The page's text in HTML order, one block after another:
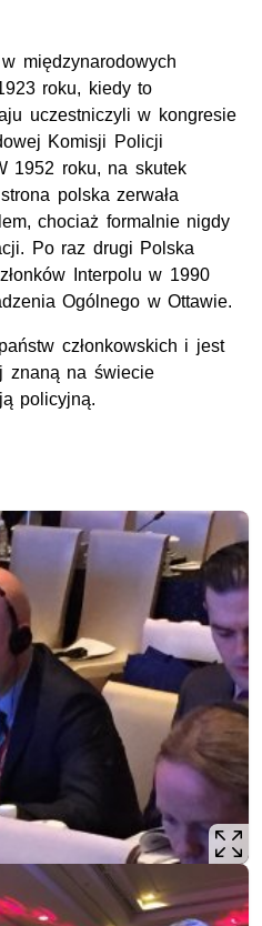
międzynarodowych
roku, kiedy to
uczestniczyli w kongresie
Komisji Policji
1952 roku, na skutek
polska zerwała
chociaż formalnie nigdy
Po raz drugi Polska
Interpolu w 1990
Ogólnego w Ottawie.
członkowskich i jest
znaną na świecie
policyjną.